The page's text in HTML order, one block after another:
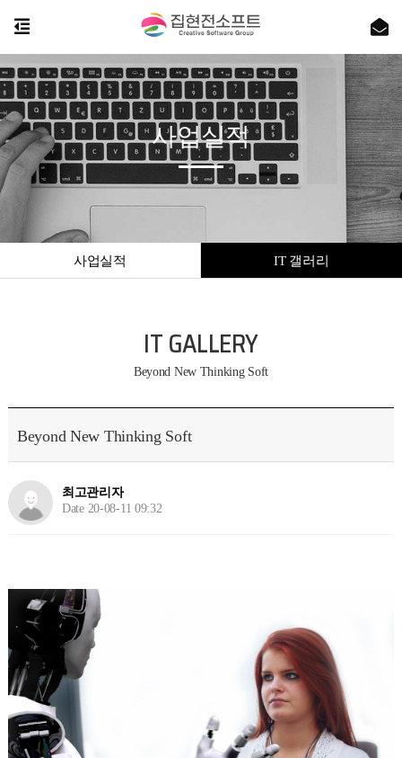
사업실적 IT 갤러리
사업실적
IT GALLERY
Beyond New Thinking Soft
Beyond New Thinking Soft
최고관리자
Date 20-08-11 09:32